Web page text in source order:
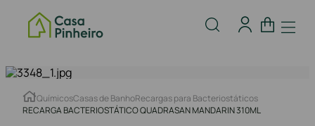
QuímicosCasas de BanhoRecargas para Bacteriostáticos
RECARGA BACTERIOSTÁTICO QUADRASAN MANDARIN 310ML